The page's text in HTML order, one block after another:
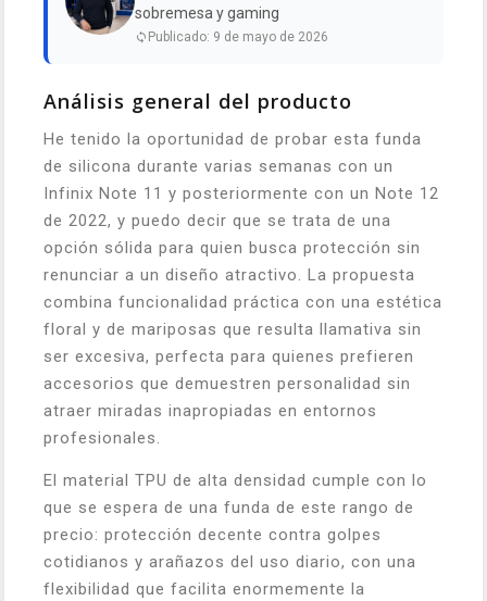
sobremesa y gaming
Publicado: 9 de mayo de 2026
Análisis general del producto
He tenido la oportunidad de probar esta funda
de silicona durante varias semanas con un
Infinix Note 11 y posteriormente con un Note 12
de 2022, y puedo decir que se trata de una
opción sólida para quien busca protección sin
renunciar a un diseño atractivo. La propuesta
combina funcionalidad práctica con una estética
floral y de mariposas que resulta llamativa sin
ser excesiva, perfecta para quienes prefieren
accesorios que demuestren personalidad sin
atraer miradas inapropiadas en entornos
profesionales.
El material TPU de alta densidad cumple con lo
que se espera de una funda de este rango de
precio: protección decente contra golpes
cotidianos y arañazos del uso diario, con una
flexibilidad que facilita enormemente la